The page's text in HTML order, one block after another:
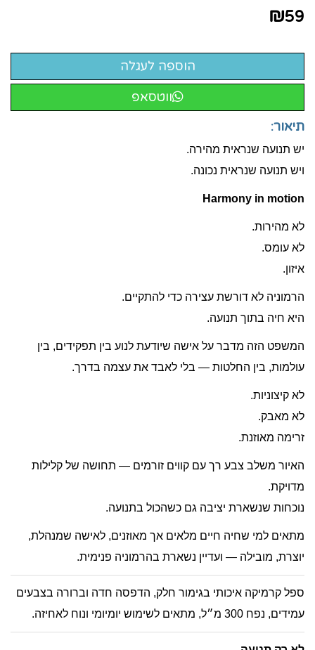
₪59
ווטסאפ
תיאור:
יש תנועה שנראית מהירה.
ויש תנועה שנראית נכונה.
Harmony in motion
לא מהירות.
לא עומס.
איזון.
הרמוניה לא דורשת עצירה כדי להתקיים.
היא חיה בתוך תנועה.
המשפט הזה מדבר על אישה שיודעת לנוע בין תפקידים, בין
עולמות, בין החלטות — בלי לאבד את עצמה בדרך.
לא קיצוניות.
לא מאבק.
זרימה מאוזנת.
האיור משלב צבע רך עם קווים זורמים — תחושה של קלילות
מדויקת.
נוכחות שנשארת יציבה גם כשהכול בתנועה.
מתאים למי שחיה חיים מלאים אך מאוזנים, לאישה שמנהלת,
יוצרת, מובילה — ועדיין נשארת בהרמוניה פנימית.
ספל קרמיקה איכותי בגימור חלק, הדפסה חדה וברורה בצבעים
עמידים, נפח 300 מ״ל, מתאים לשימוש יומיומי ונוח לאחיזה.